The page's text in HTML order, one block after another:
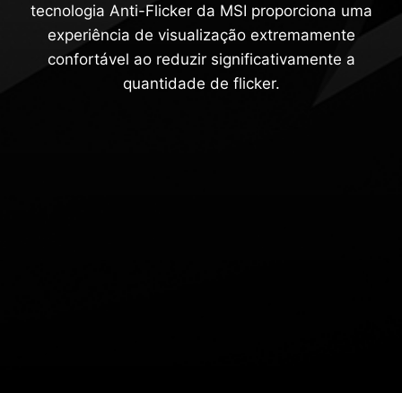
tecnologia Anti-Flicker da MSI proporciona uma
experiência de visualização extremamente
confortável ao reduzir significativamente a
quantidade de flicker.